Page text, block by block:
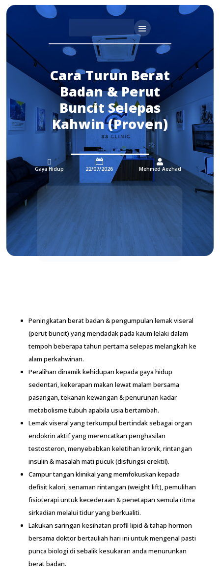
Cara Turun Berat
Badan & Perut
Buncit Selepas
Kahwin (Proven)

Gaya Hidup

22/07/2026

Mehmed Aezhad
buncit) yang mendadak pada kaum lelaki dalam tempoh
beberapa tahun pertama selepas melangkah ke alam
perkahwinan.
Peralihan dinamik kehidupan kepada gaya hidup sedentari,
kekerapan makan lewat malam bersama pasangan, tekanan
kewangan & penurunan kadar metabolisme tubuh apabila usia
bertambah.
Lemak viseral yang terkumpul bertindak sebagai organ endokrin
aktif yang merencatkan penghasilan testosteron, menyebabkan
keletihan kronik, rintangan insulin & masalah mati pucuk
(disfungsi erektil).
Campur tangan klinikal yang memfokuskan kepada defisit kalori,
senaman rintangan (weight lift), pemulihan fisioterapi untuk
kecederaan & penetapan semula ritma sirkadian melalui tidur
yang berkualiti.
Lakukan saringan kesihatan profil lipid & tahap hormon bersama
doktor bertauliah hari ini untuk mengenal pasti punca biologi di
sebalik kesukaran anda menurunkan berat badan.
Normal ke Gemuk Lepas Kahwin?